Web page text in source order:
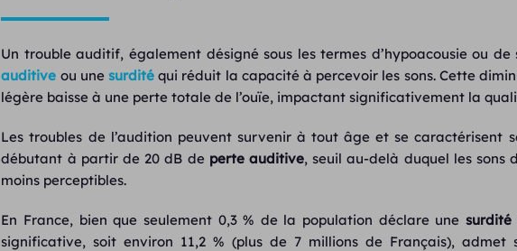
Un trouble auditif, également désigné sous les termes d’hypoacousie ou
auditive ou une surditéqui réduit la capacité à percevoir les sons. Cette
légère baisse à une perte totale de l’ouïe, impactant significativement la
Les troubles de l’audition peuvent survenir à tout âge et se caractérisent
débutant à partir de 20 dB de perte auditive, seuil au-delà duquel les sons
moins perceptibles.
En France, bien que seulement 0,3 % de la population déclare une surdité
significative, soit environ 11,2 % (plus de 7 millions de Français),